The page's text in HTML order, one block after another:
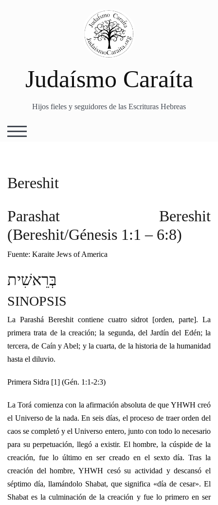
Judaísmo Caraíta
Hijos fieles y seguidores de las Escrituras Hebreas
TOGGLE MOBILE MENU
Bereshit
Parashat Bereshit
(Bereshit/Génesis 1:1 – 6:8)
Fuente: Karaite Jews of America
בְּרֵאשִׁית
SINOPSIS
La Parashá Bereshit contiene cuatro sidrot [orden, parte]. La
primera trata de la creación; la segunda, del Jardín del Edén; la
tercera, de Caín y Abel; y la cuarta, de la historia de la humanidad
hasta el diluvio.
Primera Sidra [1] (Gén. 1:1-2:3)
La Torá comienza con la afirmación absoluta de que YHWH creó
el Universo de la nada. En seis días, el proceso de traer orden del
caos se completó y el Universo entero, junto con todo lo necesario
para su perpetuación, llegó a existir. El hombre, la cúspide de la
creación, fue lo último en ser creado en el sexto día. Tras la
creación del hombre, YHWH cesó su actividad y descansó el
séptimo día, llamándolo Shabat, que significa «día de cesar». El
Shabat es la culminación de la creación y fue lo primero en ser